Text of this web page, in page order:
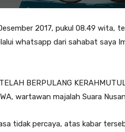
2017, pukul 08.49 wita,
whatsapp dari sahabat saya
BERPULANG
wartawan majalah Suara
tidak percaya, atas kabar